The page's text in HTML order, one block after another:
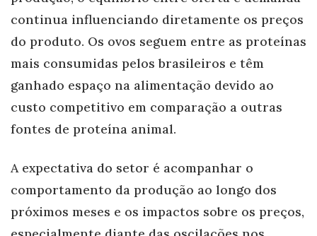
continua influenciando diretamente os preços
do produto. Os ovos seguem entre as proteínas
mais consumidas pelos brasileiros e têm
ganhado espaço na alimentação devido ao
custo competitivo em comparação a outras
fontes de proteína animal.
A expectativa do setor é acompanhar o
comportamento da produção ao longo dos
próximos meses e os impactos sobre os preços,